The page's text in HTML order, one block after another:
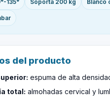
135° Soporta 200 kg Blanco
del producto
espuma de alta
total: almohadas cervical y